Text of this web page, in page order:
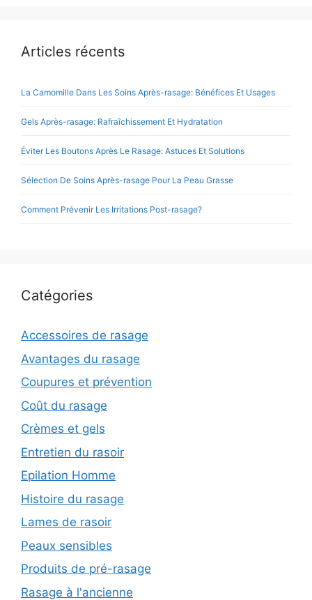
Articles récents
La Camomille Dans Les Soins Après-rasage: Bénéfices Et Usages
Gels Après-rasage: Rafraîchissement Et Hydratation
Éviter Les Boutons Après Le Rasage: Astuces Et Solutions
Sélection De Soins Après-rasage Pour La Peau Grasse
Comment Prévenir Les Irritations Post-rasage?
Catégories
Accessoires de rasage
Avantages du rasage
Coupures et prévention
Coût du rasage
Crèmes et gels
Entretien du rasoir
Epilation Homme
Histoire du rasage
Lames de rasoir
Peaux sensibles
Produits de pré-rasage
Rasage à l'ancienne